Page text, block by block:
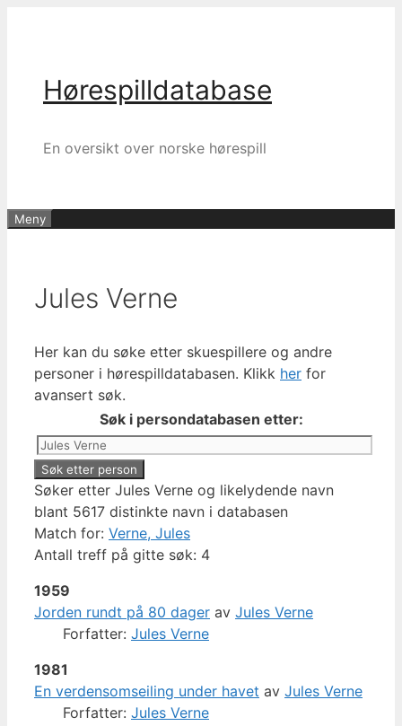
Hørespilldatabase
En oversikt over norske hørespill
Meny
Jules Verne
Her kan du søke etter skuespillere og andre
personer i hørespilldatabasen. Klikk her for
avansert søk.
Søk i persondatabasen etter:
Søker etter Jules Verne og likelydende navn
blant 5617 distinkte navn i databasen
Match for: Verne, Jules
Antall treff på gitte søk: 4
1959
Jorden rundt på 80 dager av Jules Verne
Forfatter: Jules Verne
1981
En verdensomseiling under havet av Jules Verne
Forfatter: Jules Verne